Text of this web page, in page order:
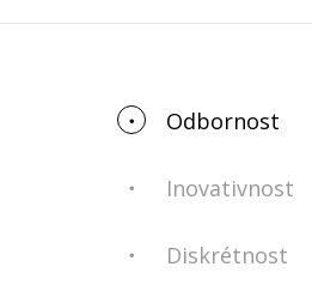
Odbornost
Inovativnost
Diskrétnost